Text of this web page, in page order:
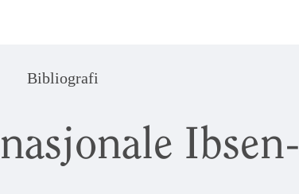
Bibliografi
Ibsen-